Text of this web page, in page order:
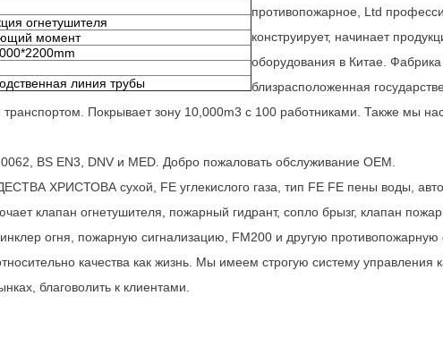
огнетушителя
момент
линия трубы
противопожарное, Ltd
конструирует, начинает
оборудования в Китае.
близрасположенная
Покрывает зону 10,000m3 с 100 работниками. Также мы
BS EN3, DNV и MED. Добро пожаловать обслуживание OEM.
ХРИСТОВА сухой, FE углекислого газа, тип FE FE пены воды,
клапан огнетушителя, пожарный гидрант, сопло брызг, клапан
огня, пожарную сигнализацию, FM200 и другую противопожарную
качества как жизнь. Мы имеем строгую систему управления
благоволить к клиентами.